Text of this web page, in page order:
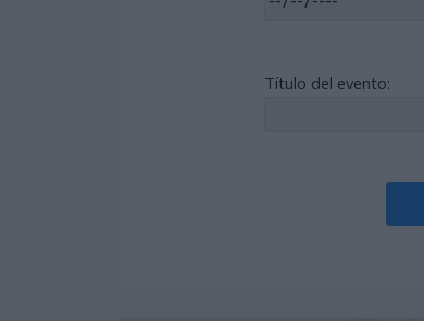
Título del evento: